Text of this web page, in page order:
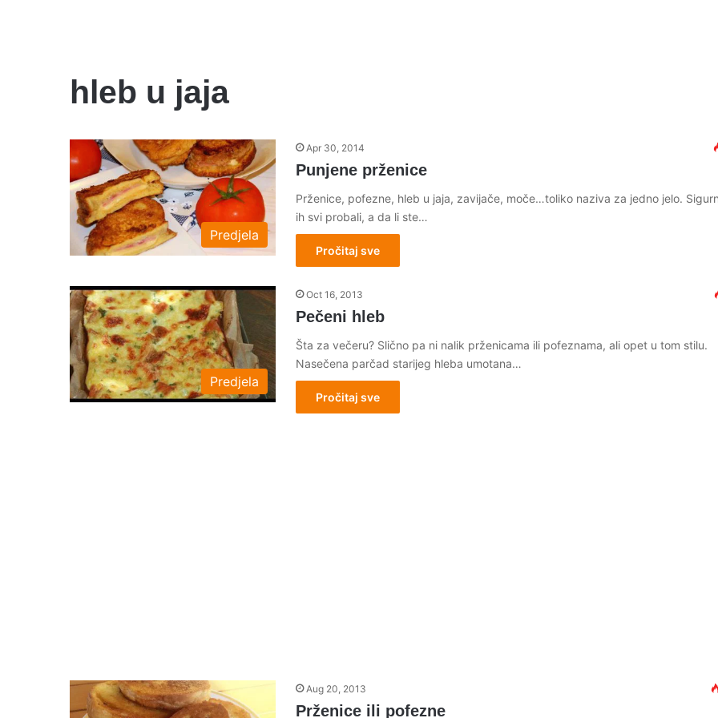
hleb u jaja
Predjela
Apr 30, 2014
Punjene prženice
Prženice, pofezne, hleb u jaja, zavijače, moče…toliko naziva za jedno jelo.
ih svi probali, a da li ste…
Pročitaj sve
Predjela
Oct 16, 2013
Pečeni hleb
Šta za večeru? Slično pa ni nalik prženicama ili pofeznama, ali opet u tom stilu.
Nasečena parčad starijeg hleba umotana…
Pročitaj sve
Aug 20, 2013
Prženice ili pofezne